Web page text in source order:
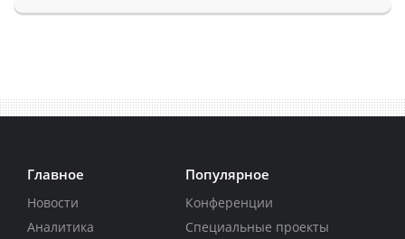
Главное
Новости
Аналитика
Популярное
Конференции
Специальные проекты